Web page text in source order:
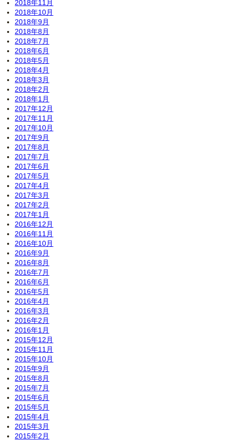
2018年11月
2018年10月
2018年9月
2018年8月
2018年7月
2018年6月
2018年5月
2018年4月
2018年3月
2018年2月
2018年1月
2017年12月
2017年11月
2017年10月
2017年9月
2017年8月
2017年7月
2017年6月
2017年5月
2017年4月
2017年3月
2017年2月
2017年1月
2016年12月
2016年11月
2016年10月
2016年9月
2016年8月
2016年7月
2016年6月
2016年5月
2016年4月
2016年3月
2016年2月
2016年1月
2015年12月
2015年11月
2015年10月
2015年9月
2015年8月
2015年7月
2015年6月
2015年5月
2015年4月
2015年3月
2015年2月